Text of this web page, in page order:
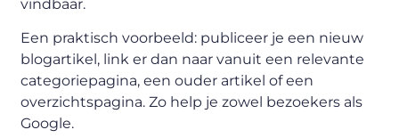
vindbaar.
Een praktisch voorbeeld: publiceer je een nieuw
blogartikel, link er dan naar vanuit een relevante
categoriepagina, een ouder artikel of een
overzichtspagina. Zo help je zowel bezoekers als
Google.